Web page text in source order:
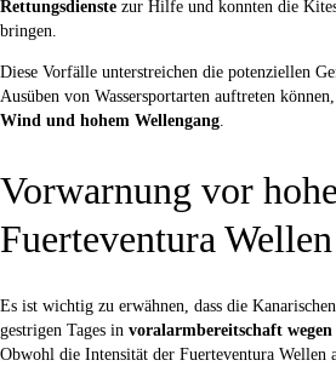
Rettungsdienste zur Hilfe und konnten die
bringen.
Diese Vorfälle unterstreichen die potenziellen
Ausüben von Wassersportarten auftreten
Wind und hohem Wellengang.
Vorwarnung vor
Fuerteventura Wellen
Es ist wichtig zu erwähnen, dass die
gestrigen Tages in voralarmbereitschaft
Obwohl die Intensität der Fuerteventura Wellen